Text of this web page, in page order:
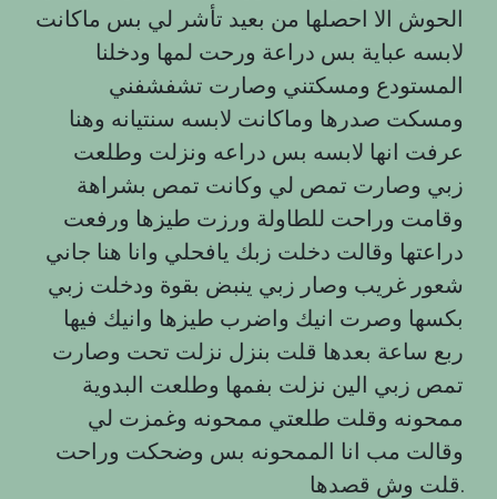
الحوش الا احصلها من بعيد تأشر لي بس ماكانت
لابسه عباية بس دراعة ورحت لمها ودخلنا
المستودع ومسكتني وصارت تشفشفني
ومسكت صدرها وماكانت لابسه سنتيانه وهنا
عرفت انها لابسه بس دراعه ونزلت وطلعت
زبي وصارت تمص لي وكانت تمص بشراهة
وقامت وراحت للطاولة ورزت طيزها ورفعت
دراعتها وقالت دخلت زبك يافحلي وانا هنا جاني
شعور غريب وصار زبي ينبض بقوة ودخلت زبي
بكسها وصرت انيك واضرب طيزها وانيك فيها
ربع ساعة بعدها قلت بنزل نزلت تحت وصارت
تمص زبي الين نزلت بفمها وطلعت البدوية
ممحونه وقلت طلعتي ممحونه وغمزت لي
وقالت مب انا الممحونه بس وضحكت وراحت
قلت وش قصدها.